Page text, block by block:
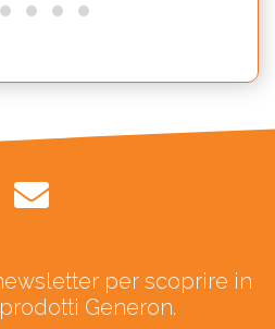
per scoprire in
Generon.